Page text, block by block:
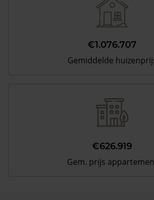
€1.076.707
Gemiddelde
€626.919
Gem. prijs